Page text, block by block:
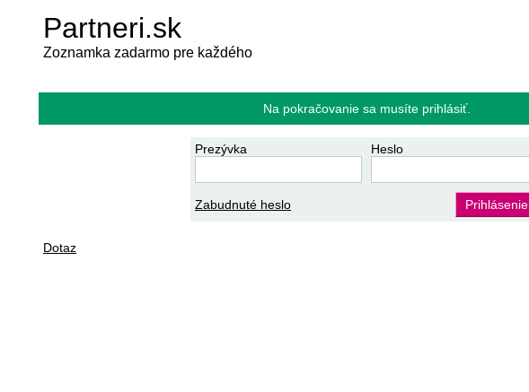
Partneri.sk
Zoznamka zadarmo pre každého
Na pokračovanie sa musíte prihlásiť.
Prezývka Heslo
Zabudnuté heslo Prihlásenie
Dotaz